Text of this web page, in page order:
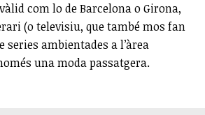
com lo de Barcelona o Girona,
(o televisiu, que també mos fan
ambientades a l’àrea
una moda passatgera.